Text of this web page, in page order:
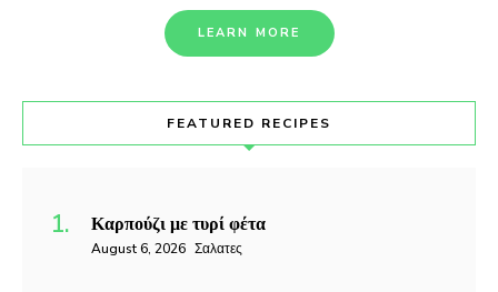
LEARN MORE
FEATURED RECIPES
Καρπούζι με τυρί φέτα
August 6, 2026 Σαλατες